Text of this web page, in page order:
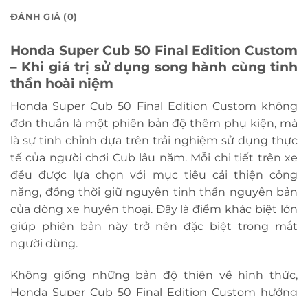
ĐÁNH GIÁ (0)
Honda Super Cub 50 Final Edition Custom
– Khi giá trị sử dụng song hành cùng tinh
thần hoài niệm
Honda Super Cub 50 Final Edition Custom không
đơn thuần là một phiên bản độ thêm phụ kiện, mà
là sự tinh chỉnh dựa trên trải nghiệm sử dụng thực
tế của người chơi Cub lâu năm. Mỗi chi tiết trên xe
đều được lựa chọn với mục tiêu cải thiện công
năng, đồng thời giữ nguyên tinh thần nguyên bản
của dòng xe huyền thoại. Đây là điểm khác biệt lớn
giúp phiên bản này trở nên đặc biệt trong mắt
người dùng.
Không giống những bản độ thiên về hình thức,
Honda Super Cub 50 Final Edition Custom hướng